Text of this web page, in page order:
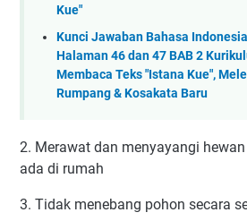
Kue"
Kunci Jawaban Bahasa
Halaman 46 dan 47 BAB 2
Membaca Teks "Istana Kue",
Rumpang & Kosakata Baru
2. Merawat dan menyayangi
ada di rumah
3. Tidak menebang pohon secara